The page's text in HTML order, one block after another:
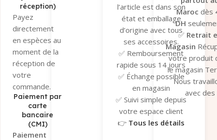
réception)
Payez
directement
en espèces au
moment de la
réception de
votre
commande.
Paiement par
carte
bancaire
(CMI)
Paiement
l’article est dans son
état et emballage
d’origine avec tous
ses accessoires.
✅ Remboursement
rapide sous 14 jours
✅ Échange possible
en magasin
✅ Suivi simple depuis
votre espace client
👉 Tous les détails
Maroc dès
DH
✅ Retrait
Magasin
votre produit
le magasin
Nous
avec des
fiables pour
un suivi en